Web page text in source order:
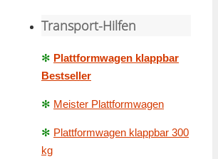
Transport-Hilfen
✻ Plattformwagen klappbar
Bestseller
✻ Meister Plattformwagen
✻ Plattformwagen klappbar 300
kg